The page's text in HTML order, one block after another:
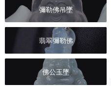
彌勒佛吊墜
翡翠彌勒佛
佛公玉墜